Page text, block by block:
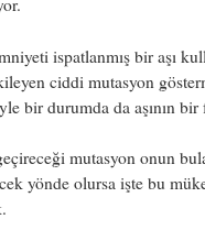
ispatlanmış bir aşı
ciddi mutasyon
bir durumda da aşının bir
mutasyon onun
yönde olursa işte bu